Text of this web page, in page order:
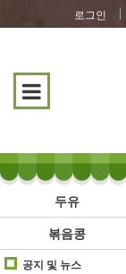
로그인
두유
볶음콩
공지 및 뉴스